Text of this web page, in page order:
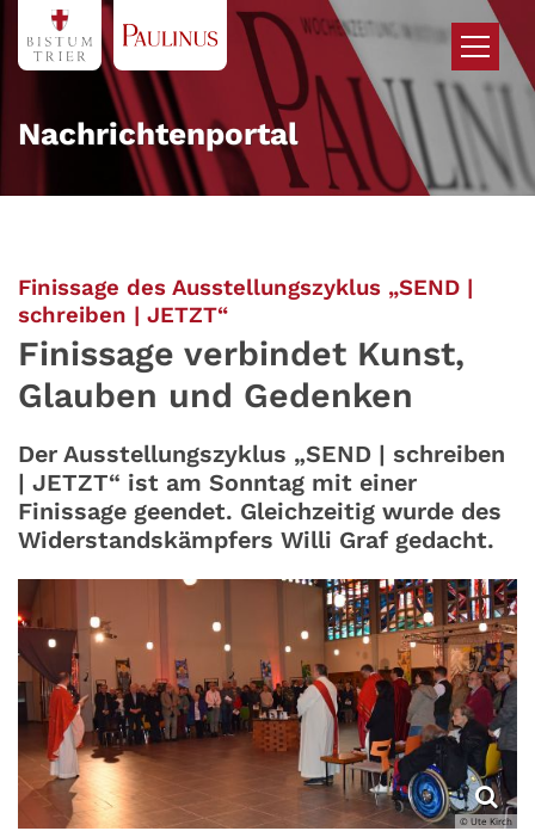
Zum Inhalt springen
Nachrichtenportal
Finissage des Ausstellungszyklus „SEND |
schreiben | JETZT“:
Finissage verbindet Kunst,
Glauben und Gedenken
Der Ausstellungszyklus „SEND | schreiben
| JETZT“ ist am Sonntag mit einer
Finissage geendet. Gleichzeitig wurde des
Widerstandskämpfers Willi Graf gedacht.
© Ute Kirch